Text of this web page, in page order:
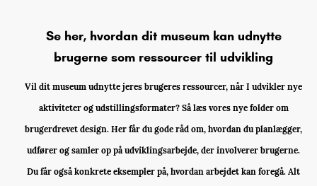
Se her, hvordan dit museum kan udnytte
brugerne som ressourcer til udvikling
Vil dit museum udnytte jeres brugeres ressourcer, når I udvikler nye
aktiviteter og udstillingsformater? Så læs vores nye folder om
brugerdrevet design. Her får du gode råd om, hvordan du planlægger,
udfører og samler op på udviklingsarbejde, der involverer brugerne.
Du får også konkrete eksempler på, hvordan arbejdet kan foregå. Alt